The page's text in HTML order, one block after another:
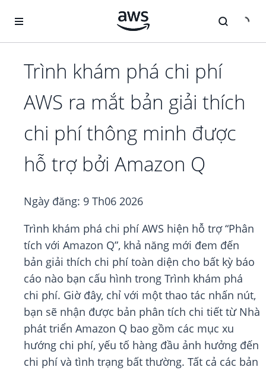
Trình khám phá chi phí
AWS ra mắt bản giải thích
chi phí thông minh được
hỗ trợ bởi Amazon Q
Ngày đăng: 9 Th06 2026
Trình khám phá chi phí AWS hiện hỗ trợ “Phân
tích với Amazon Q”, khả năng mới đem đến
bản giải thích chi phí toàn diện cho bất kỳ báo
cáo nào bạn cấu hình trong Trình khám phá
chi phí. Giờ đây, chỉ với một thao tác nhấn nút,
bạn sẽ nhận được bản phân tích chi tiết từ Nhà
phát triển Amazon Q bao gồm các mục xu
hướng chi phí, yếu tố hàng đầu ảnh hưởng đến
chi phí và tình trạng bất thường. Tất cả các bản